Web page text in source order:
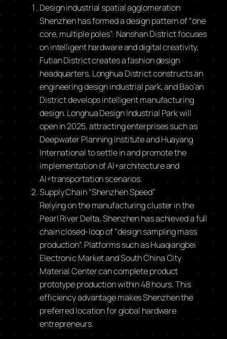
Design industrial spatial agglomeration
Shenzhen has formed a design pattern of “one
core, multiple poles”: Nanshan District focuses
on intelligent hardware and digital creativity,
Futian District creates a fashion design
headquarters, Longhua District constructs an
engineering design industrial park, and Bao’an
District develops intelligent manufacturing
design. Longhua Design Industrial Park will
open in 2025, attracting enterprises such as
Deepwater Planning Institute and Huayang
International to settle in and promote the
implementation of AI+architecture and
AI+transportation scenarios.
Supply Chain “Shenzhen Speed”
Relying on the manufacturing cluster in the
Pearl River Delta, Shenzhen has achieved a full
chain closed-loop of “design sampling mass
production”. Platforms such as Huaqiangbei
Electronic Market and South China City
Material Center can complete product
prototype production within 48 hours. This
efficiency advantage makes Shenzhen the
preferred location for global hardware
entrepreneurs.